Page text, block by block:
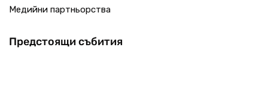
Медийни партньорства
Предстоящи събития